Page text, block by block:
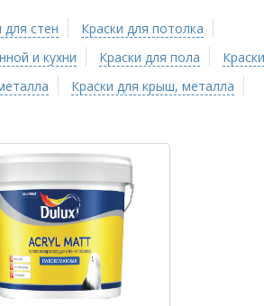
для стен
Краски для потолка
и кухни
Краски для пола
Краски
Краски для крыш, металла